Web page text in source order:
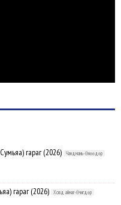
гараг (2026) Чандмань-Өнөөдөр
гараг (2026) Ховд аймаг-Өчигдөр